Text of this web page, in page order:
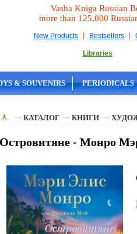
Vasha Kniga Russian
more than 125,000
New Products | Bestsellers |
Libraries
& SOUVENIRS PERIODICALS
КАТАЛОГ КНИГИ
Островитяне - Монро